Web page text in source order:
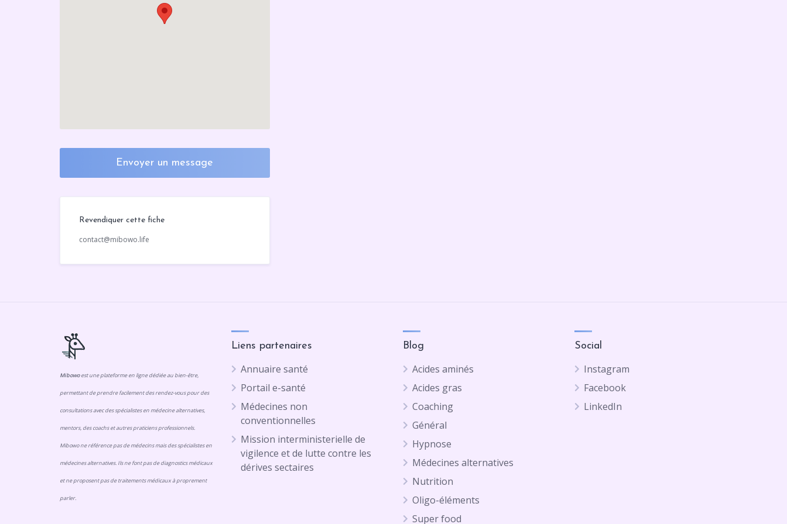
Envoyer un message
Revendiquer cette fiche
contact@mibowo.life
Mibowoest une plateforme en ligne dédiée au bien-être,
permettant de prendre facilement des rendez-vous pour des
consultations avec des spécialistes en médecine alternatives,
mentors, des coachs et autres praticiens professionnels.
Mibowo ne référence pas de médecins mais des spécialistes en
médecines alternatives. Ils ne font pas de diagnostics médicaux
et ne proposent pas de traitements médicaux à proprement
parler.
Liens partenaires
Annuaire santé
Portail e-santé
Médecines non
conventionnelles
Mission interministerielle de
vigilence et de lutte contre les
dérives sectaires
Blog
Acides aminés
Acides gras
Coaching
Général
Hypnose
Médecines alternatives
Nutrition
Oligo-éléments
Super food
Social
Instagram
Facebook
LinkedIn